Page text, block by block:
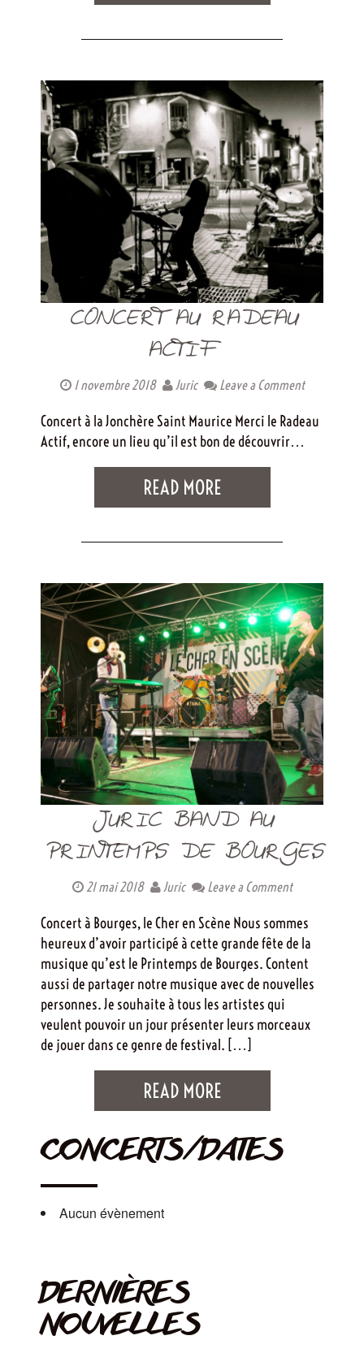
CONCERT AU RADEAU
ACTIF
1 novembre 2018 Juric Leave a Comment
Concert à la Jonchère Saint Maurice Merci le Radeau
Actif, encore un lieu qu’il est bon de découvrir…
READ MORE
JURIC BAND AU
PRINTEMPS DE BOURGES
21 mai 2018 Juric Leave a Comment
Concert à Bourges, le Cher en Scène Nous sommes
heureux d’avoir participé à cette grande fête de la
musique qu’est le Printemps de Bourges. Content
aussi de partager notre musique avec de nouvelles
personnes. Je souhaite à tous les artistes qui
veulent pouvoir un jour présenter leurs morceaux
de jouer dans ce genre de festival. […]
READ MORE
CONCERTS/DATES
Aucun évènement
DERNIÈRES
NOUVELLES